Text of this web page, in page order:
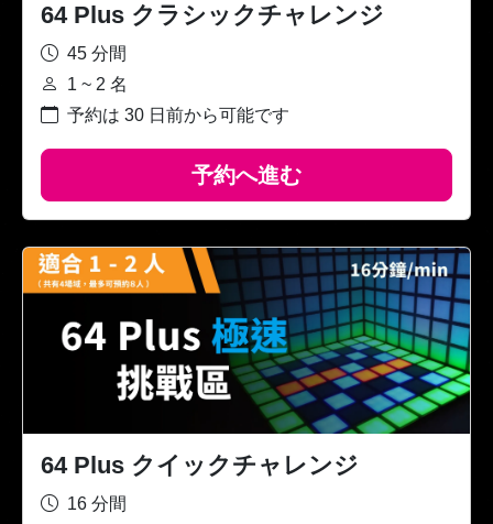
64 Plus クラシックチャレンジ
45 分間
1 ~ 2 名
予約は 30 日前から可能です
予約へ進む
64 Plus クイックチャレンジ
16 分間